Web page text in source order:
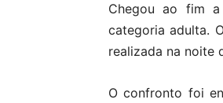
Chegou ao fim
categoria adulta.
realizada na noite
O confronto foi